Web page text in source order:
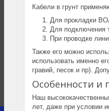
Кабели в грунт
Для прокладки
Для подключения
При проводке
Также его можно
использовать именно
гравий, песок и пр).
Особенности и
Наш
лет, даже при условии